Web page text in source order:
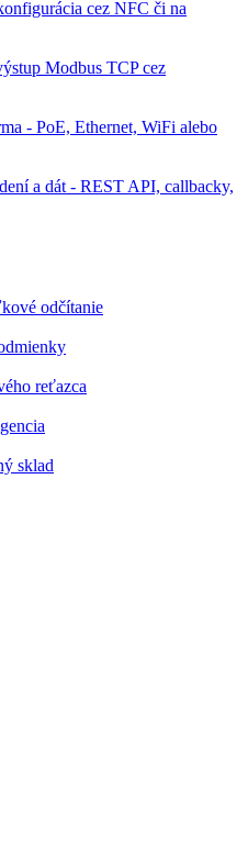
cez NFC či na
Modbus TCP cez
- PoE, Ethernet, WiFi alebo
a dát - REST API, callbacky,
odčítanie
reťazca
sklad